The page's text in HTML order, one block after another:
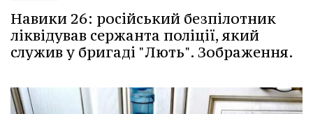
Навики 26: російський безпілотник
ліквідував сержанта поліції, який
служив у бригаді "Лють". Зображення.